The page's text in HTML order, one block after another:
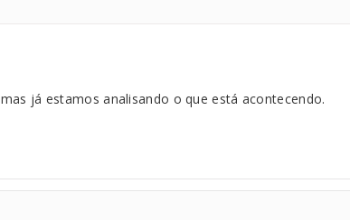
já estamos analisando o que está acontecendo.